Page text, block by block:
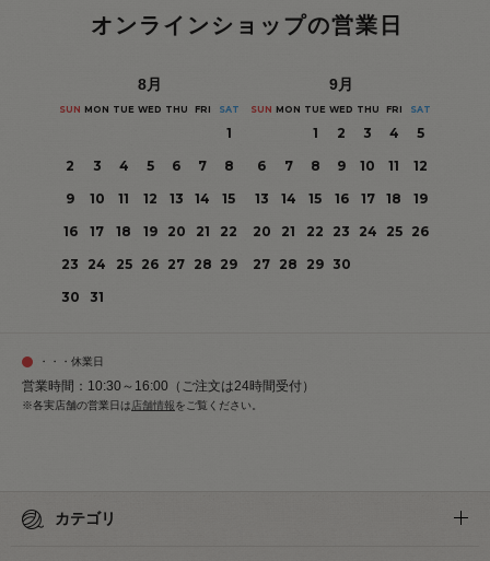
オンラインショップの営業日
8月
SUN MON TUE WED THU FRI SAT
1
2
3 4 5 6 7
8
9
10 11 12 13 14
15
16
17 18 19 20 21
22
23
24 25 26 27 28 29
30
31
9月
SUN MON TUE WED THU FRI SAT
1 2 3 4
5
6
7 8 9 10 11
12
13
14 15 16 17 18
19
20
21 22 23 24 25
26
27 28 29 30
・・・休業日
営業時間：10:30～16:00（ご注文は24時間受付）
※各実店舗の営業日は 店舗情報をご覧ください。
カテゴリ